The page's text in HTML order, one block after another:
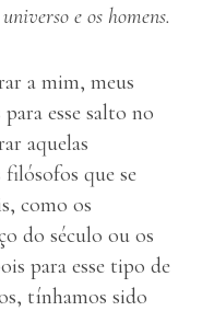
e os homens.
a mim, meus
esse salto no
aquelas
que se
como os
do século ou os
para esse tipo de
tínhamos sido